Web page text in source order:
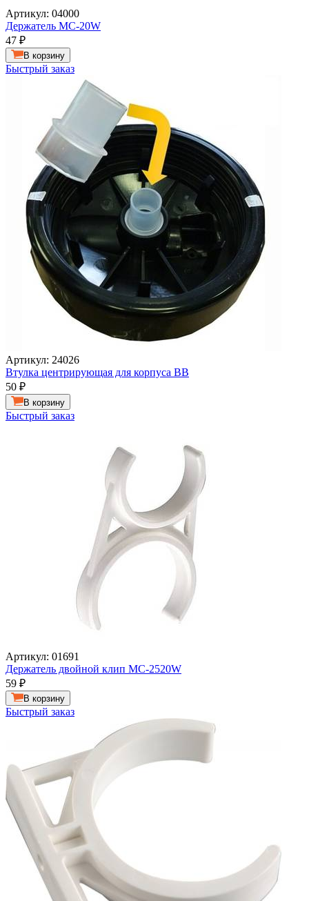
Артикул: 04000
Держатель MC-20W
47 ₽
В корзину
Быстрый заказ
Артикул: 24026
Втулка центрирующая для корпуса ВВ
50 ₽
В корзину
Быстрый заказ
Артикул: 01691
Держатель двойной клип MC-2520W
59 ₽
В корзину
Быстрый заказ